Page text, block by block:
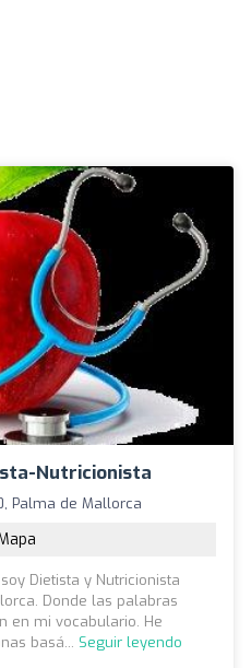
Nutricionista
Palma de Mallorca
Dietista y Nutricionista
Donde las palabras
en mi vocabulario. He
basá... Seguir leyendo